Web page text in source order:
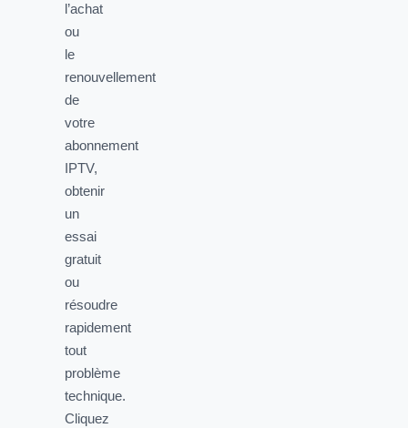
l’achat
ou
le
renouvellement
de
votre
abonnement
IPTV,
obtenir
un
essai
gratuit
ou
résoudre
rapidement
tout
problème
technique.
Cliquez